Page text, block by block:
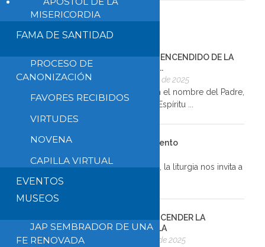
GUÍA PARA EL ENCENDIDO DE LA
TERCERA VEL...
13 de diciembre de 2025
INICIO Guía: En el nombre del Padre,
del Hijo y del Espíritu ...
Reflexión del 3er Domingo de Adviento
En este tercer domingo de Adviento, la liturgia nos invita a
...
GUÍA PARA ENCENDER LA
SEGUNDA VELA
5 de diciembre de 2025
MISERICORDIA
FAMA DE SANTIDAD
PROCESO DE
CANONIZACIÓN
FAVORES RECIBIDOS
VIRTUDES
NOVENA
CAPILLA VIRTUAL
EVENTOS
MUSEOS
JAP SEMBRADOR DE UNA
FE RENOVADA